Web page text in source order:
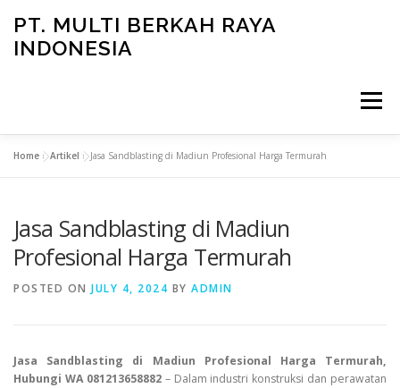
content
PT. MULTI BERKAH RAYA
INDONESIA
Menu
Home »Artikel »Jasa Sandblasting di Madiun Profesional Harga Termurah
Jasa Sandblasting di Madiun
Profesional Harga Termurah
POSTED ON JULY 4, 2024 BY ADMIN
Jasa Sandblasting di Madiun Profesional Harga Termurah,
Hubungi WA 081213658882– Dalam industri konstruksi dan perawatan